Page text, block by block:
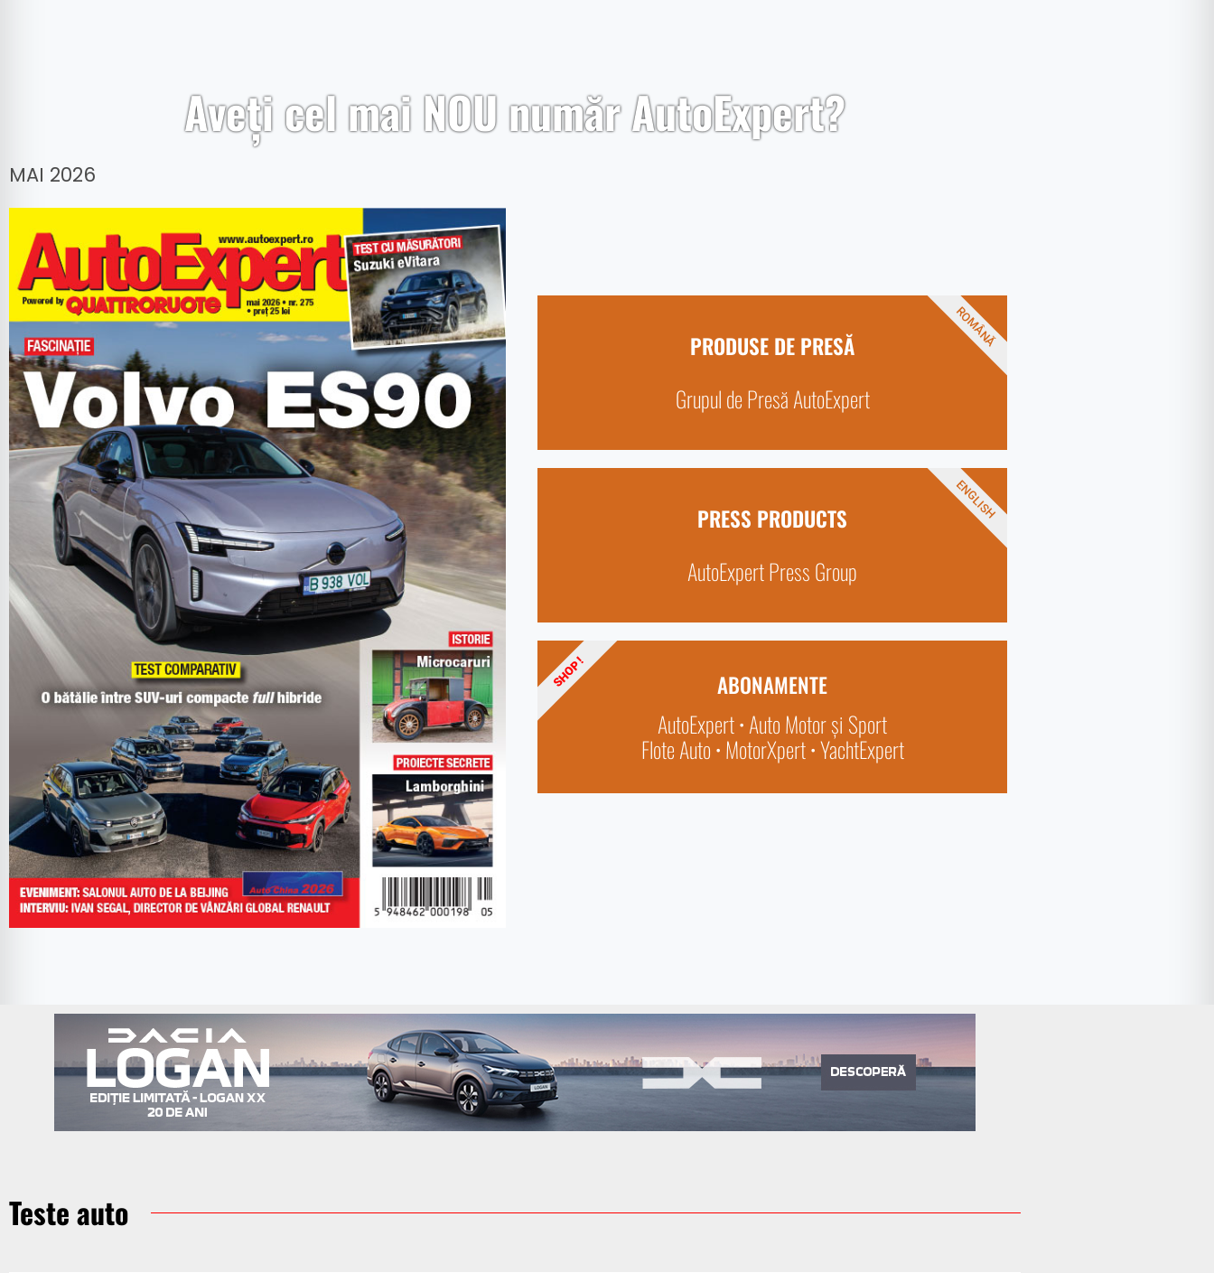
Aveți cel mai NOU număr AutoExpert?
MAI 2026
PRODUSE DE PRESĂ
Grupul de Presă AutoExpert
ROMÂNĂ
PRESS PRODUCTS
AutoExpert Press Group
ENGLISH
ABONAMENTE
AutoExpert • Auto Motor și Sport
Flote Auto • MotorXpert • YachtExpert
SHOP !
Teste auto